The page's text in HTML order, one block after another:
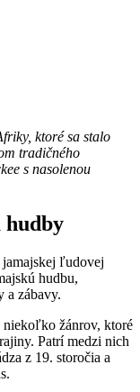
ktoré sa stalo
tradičného
s nasolenou
hudby
jamajskej ľudovej
hudbu,
a zábavy.
žánrov, ktoré
Patrí medzi nich
z 19. storočia a